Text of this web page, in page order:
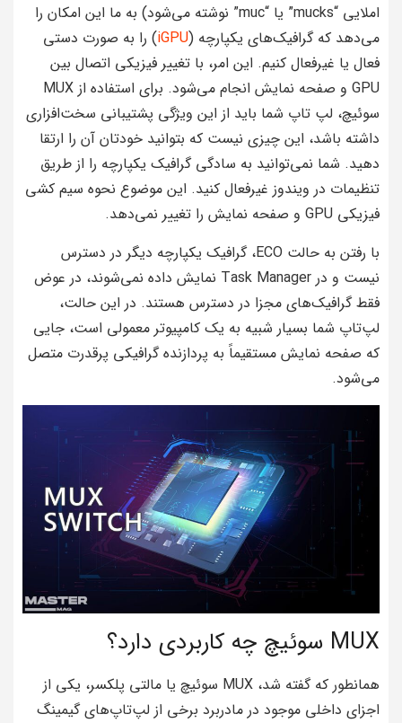
املایی “mucks” یا “muc” نوشته می‌شود) به ما این امکان را
می‌دهد که گرافیک‌های یکپارچه (iGPU) را به صورت دستی
فعال یا غیرفعال کنیم. این امر، با تغییر فیزیکی اتصال بین
GPU و صفحه نمایش انجام می‌شود. برای استفاده از MUX
سوئیچ، لپ تاپ شما باید از این ویژگی پشتیبانی سخت‌افزاری
داشته باشد، این چیزی نیست که بتوانید خودتان آن را ارتقا
دهید. شما نمی‌توانید به سادگی گرافیک یکپارچه را از طریق
تنظیمات در ویندوز غیرفعال کنید. این موضوع نحوه سیم کشی
فیزیکی GPU و صفحه نمایش را تغییر نمی‌دهد.
با رفتن به حالت ECO، گرافیک یکپارچه دیگر در دسترس
نیست و در Task Manager نمایش داده نمی‌شوند، در عوض
فقط گرافیک‌های مجزا در دسترس هستند. در این حالت،
لپ‌تاپ شما بسیار شبیه به یک کامپیوتر معمولی است، جایی
که صفحه نمایش مستقیماً به پردازنده گرافیکی پرقدرت متصل
می‌شود.
MUX سوئیچ چه کاربردی دارد؟
همانطور که گفته شد، MUX سوئیچ یا مالتی پلکسر، یکی از
اجزای داخلی موجود در مادربرد برخی از لپ‌تاپ‌های گیمینگ